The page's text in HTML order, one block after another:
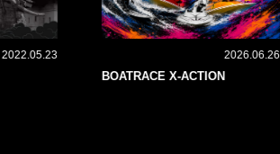
2022.05.23 2026.06.26
BOATRACE X-ACTION